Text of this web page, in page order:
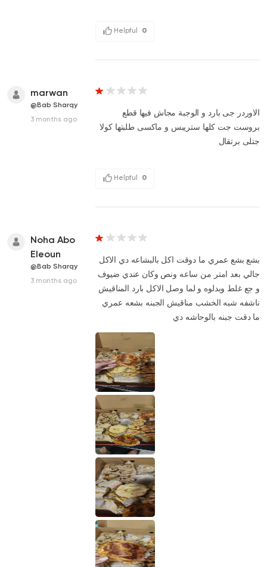
Helpful 0
marwan
@Bab Sharqy
3 months ago
الاوردر جى بارد و الوجبة مجاش فيها قطع
بروست جت كلها ستريبس و ماكسى طلبتها كولا
جتلى برتقال
Helpful 0
Noha Abo
Eleoun
@Bab Sharqy
3 months ago
بشع بشع عمري ما دوقت اكل بالبشاعه دي الاكل
جالي بعد امتر من ساعه ونص وكان عندي ضيوف
و جع غلط وبدلوه و لما وصل الاكل بارد المناقيش
ناشفه شبه الخشب مناقيش الجبنه بشعه عمري
ما دقت جبنه بالوحاشه دي